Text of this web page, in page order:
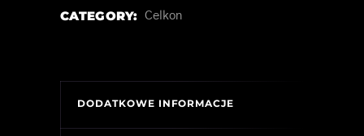
CATEGORY: Celkon
DODATKOWE INFORMACJE